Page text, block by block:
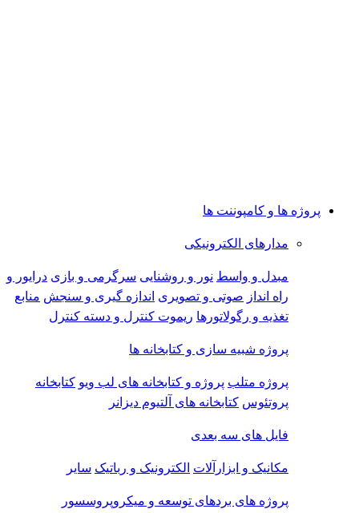
پروژه ها و کامپوننت ها
مدارهای الکترونیکی
مبدل و واسط نور و روشنایی سرگرمی و بازی درایور و
راه انداز صوتی و تصویری اندازه گیری و سنجش منابع
تغذیه و رگولاتورها ریموت کنترل و دسته کنترل
پروژه شبیه سازی و کتابخانه ها
پروژه متلب پروژه و کتابخانه های لب ویو کتابخانه
پروتئوس کتابخانه های آلتیوم دیزانر
فایل های سه بعدی
مکانیک و ابزارآلات الکترونیک و رباتیک سایر
پروژه های بردهای توسعه و میکروپروسسور